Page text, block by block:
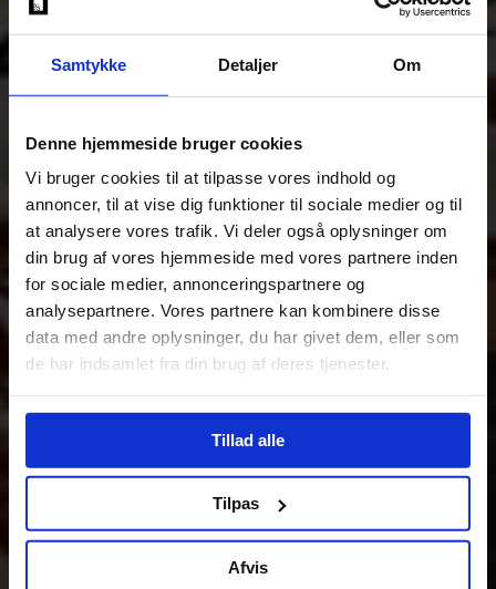
Samtykke Detaljer Om
Denne hjemmeside bruger cookies
Vi bruger cookies til at tilpasse vores indhold og
annoncer, til at vise dig funktioner til sociale medier og til
at analysere vores trafik. Vi deler også oplysninger om
din brug af vores hjemmeside med vores partnere inden
for sociale medier, annonceringspartnere og
analysepartnere. Vores partnere kan kombinere disse
data med andre oplysninger, du har givet dem, eller som
de har indsamlet fra din brug af deres tjenester.
Tillad alle
Tilpas
Afvis